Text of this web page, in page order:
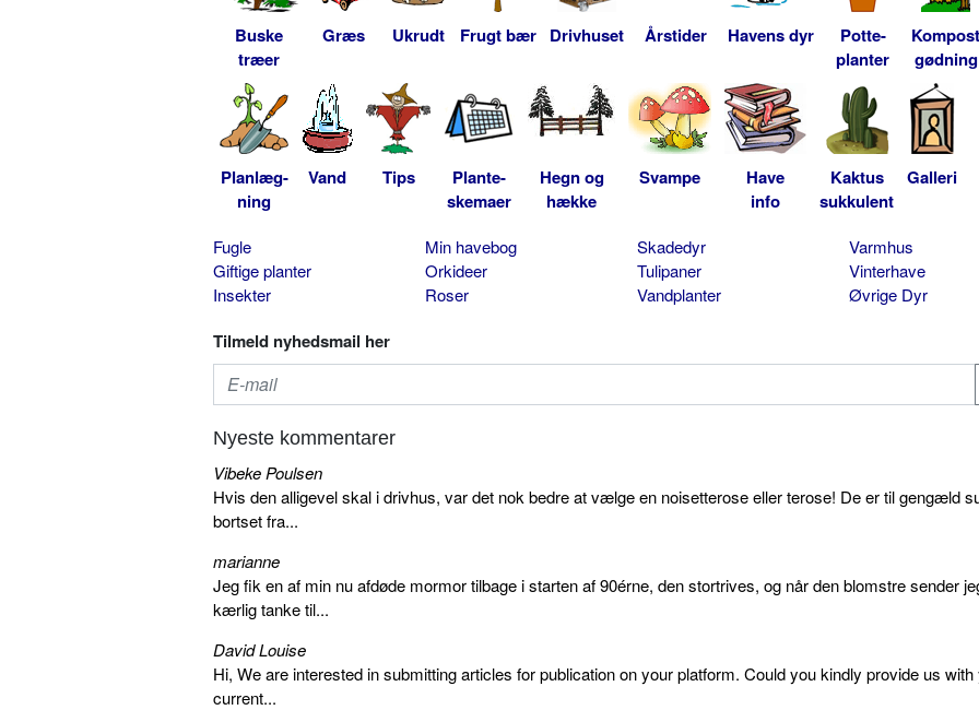
Buske
træer
Græs Ukrudt Frugt bær Drivhuset Årstider Havens dyr
Potte-
planter
Kompost
gødning
Planlæg-
ning
Vand Tips
Plante-
skemaer
Hegn og
hække
Svampe
Have
info
Kaktus
sukkulent
Galleri
Fugle
Giftige planter
Insekter
Min havebog
Orkideer
Roser
Skadedyr
Tulipaner
Vandplanter
Varmhus
Vinterhave
Øvrige Dyr
Tilmeld nyhedsmail her
Nyeste kommentarer
Vibeke Poulsen
Hvis den alligevel skal i drivhus, var det nok bedre at vælge en noisetterose eller terose! De er til gengæld
bortset fra...
marianne
Jeg fik en af min nu afdøde mormor tilbage i starten af 90érne, den stortrives, og når den blomstre sender
kærlig tanke til...
David Louise
Hi, We are interested in submitting articles for publication on your platform. Could you kindly provide us with
current...